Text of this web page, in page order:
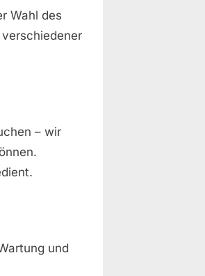
Wahl des
– wir
und